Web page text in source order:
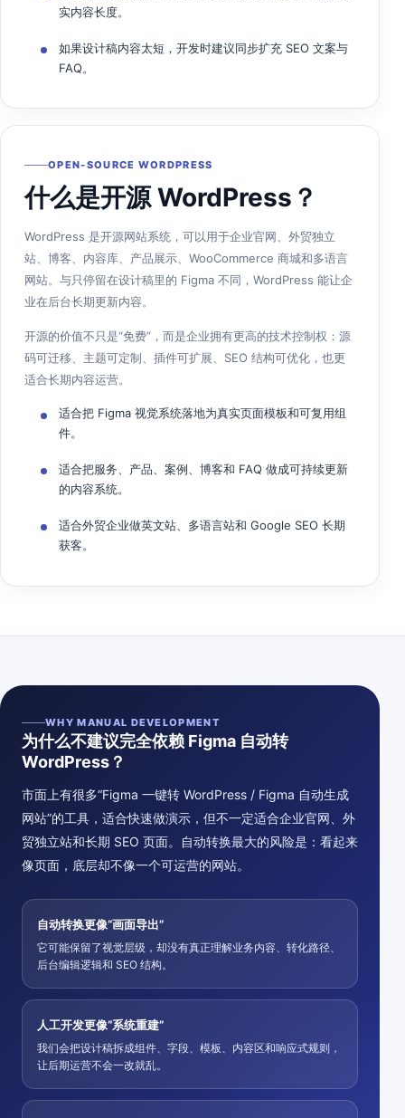
实内容长度。
如果设计稿内容太短，开发时建议同步扩充 SEO 文案与
FAQ。
OPEN-SOURCE WORDPRESS
什么是开源 WordPress？
WordPress 是开源网站系统，可以用于企业官网、外贸独立
站、博客、内容库、产品展示、WooCommerce 商城和多语言
网站。与只停留在设计稿里的 Figma 不同，WordPress 能让企
业在后台长期更新内容。
开源的价值不只是“免费”，而是企业拥有更高的技术控制权：源
码可迁移、主题可定制、插件可扩展、SEO 结构可优化，也更
适合长期内容运营。
适合把 Figma 视觉系统落地为真实页面模板和可复用组
件。
适合把服务、产品、案例、博客和 FAQ 做成可持续更新
的内容系统。
适合外贸企业做英文站、多语言站和 Google SEO 长期
获客。
WHY MANUAL DEVELOPMENT
为什么不建议完全依赖 Figma 自动转
WordPress？
市面上有很多“Figma 一键转 WordPress / Figma 自动生成
网站”的工具，适合快速做演示，但不一定适合企业官网、外
贸独立站和长期 SEO 页面。自动转换最大的风险是：看起来
像页面，底层却不像一个可运营的网站。
自动转换更像“画面导出”
它可能保留了视觉层级，却没有真正理解业务内容、转化路径、
后台编辑逻辑和 SEO 结构。
人工开发更像“系统重建”
我们会把设计稿拆成组件、字段、模板、内容区和响应式规则，
让后期运营不会一改就乱。